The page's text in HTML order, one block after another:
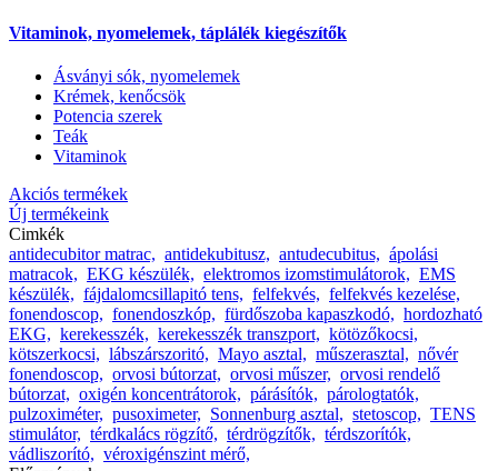
Vitaminok, nyomelemek, táplálék kiegészítők
Ásványi sók, nyomelemek
Krémek, kenőcsök
Potencia szerek
Teák
Vitaminok
Akciós termékek
Új termékeink
Cimkék
antidecubitor matrac, antidekubitusz, antudecubitus, ápolási
matracok, EKG készülék, elektromos izomstimulátorok, EMS
készülék, fájdalomcsillapitó tens, felfekvés, felfekvés kezelése,
fonendoscop, fonendoszkóp, fürdőszoba kapaszkodó, hordozható
EKG, kerekesszék, kerekesszék transzport, kötözőkocsi,
kötszerkocsi, lábszárszoritó, Mayo asztal, műszerasztal, nővér
fonendoscop, orvosi bútorzat, orvosi műszer, orvosi rendelő
bútorzat, oxigén koncentrátorok, párásítók, párologtatók,
pulzoximéter, pusoximeter, Sonnenburg asztal, stetoscop, TENS
stimulátor, térdkalács rögzítő, térdrögzítők, térdszorítók,
vádliszorító, véroxigénszint mérő,